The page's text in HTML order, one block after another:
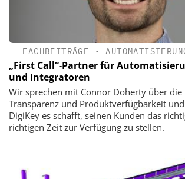
FACHBEITRÄGE •
„First Call“-Partner für
und Integratoren
Wir sprechen mit Connor Doherty über die
Transparenz und Produktverfügbarkeit
DigiKey es schafft, seinen Kunden das
richtigen Zeit zur Verfügung zu stellen.